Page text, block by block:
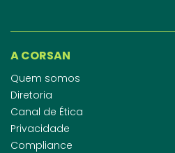
A CORSAN
Quem somos
Diretoria
Canal de Ética
Privacidade
Compliance